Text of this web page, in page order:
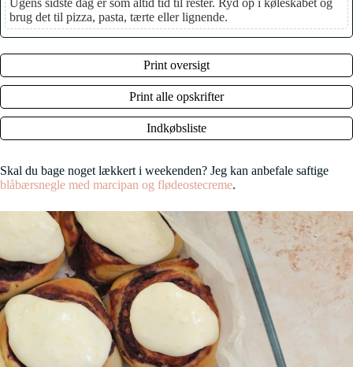
Ugens sidste dag er som altid tid til rester. Ryd op i køleskabet og
brug det til pizza, pasta, tærte eller lignende.
Print oversigt
Print alle opskrifter
Indkøbsliste
Skal du bage noget lækkert i weekenden? Jeg kan anbefale saftige
blåbærsnegle med marcipan og flødeostecreme.